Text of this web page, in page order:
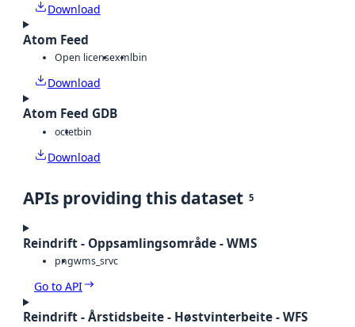
Download
Atom Feed
Open licensexmlbin
Download
Atom Feed GDB
octetbin
Download
APIs providing this dataset 5
Reindrift - Oppsamlingsområde - WMS
pngwms_srvc
Go to API
Reindrift - Årstidsbeite - Høstvinterbeite - WFS